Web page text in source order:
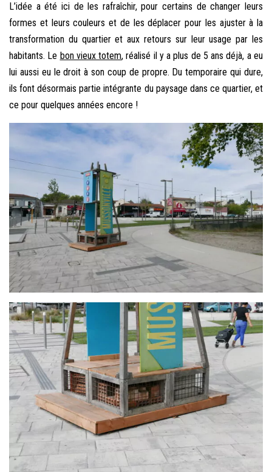
L’idée a été ici de les rafraîchir, pour certains de changer leurs
formes et leurs couleurs et de les déplacer pour les ajuster à la
transformation du quartier et aux retours sur leur usage par les
habitants. Le bon vieux totem, réalisé il y a plus de 5 ans déjà, a eu
lui aussi eu le droit à son coup de propre. Du temporaire qui dure,
ils font désormais partie intégrante du paysage dans ce quartier, et
ce pour quelques années encore !